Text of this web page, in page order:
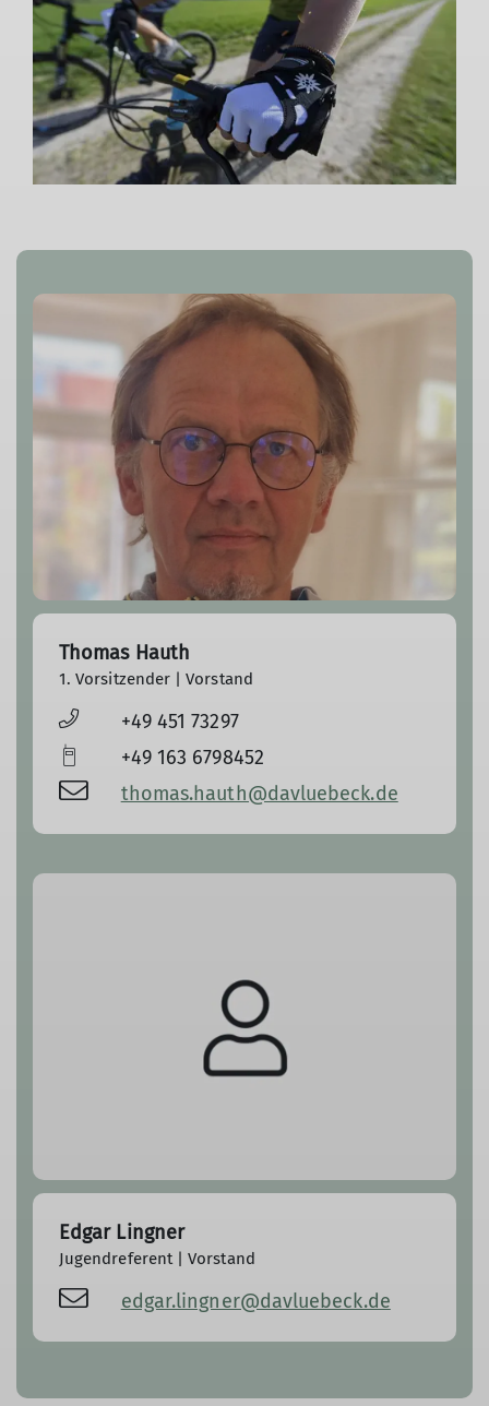
Thomas Hauth
1. Vorsitzender | Vorstand
+49 451 73297
+49 163 6798452
thomas.hauth@davluebeck.de
Edgar Lingner
Jugendreferent | Vorstand
edgar.lingner@davluebeck.de